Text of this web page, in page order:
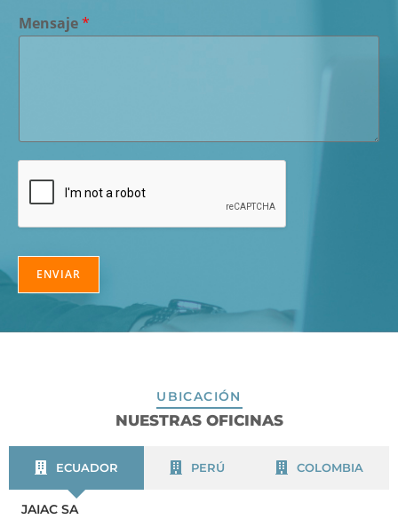
Mensaje*
ENVIAR
UBICACIÓN
NUESTRAS OFICINAS
ECUADOR PERÚ COLOMBIA
JAIAC SA